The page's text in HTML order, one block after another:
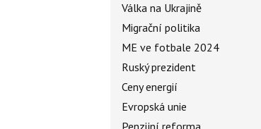
Válka na Ukrajině
Migrační politika
ME ve fotbale 2024
Ruský prezident
Ceny energií
Evropská unie